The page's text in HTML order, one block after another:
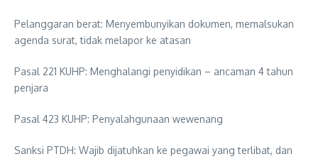
Pelanggaran berat: Menyembunyikan dokumen, memalsukan
agenda surat, tidak melapor ke atasan
Pasal 221 KUHP: Menghalangi penyidikan – ancaman 4 tahun
penjara
Pasal 423 KUHP: Penyalahgunaan wewenang
Sanksi PTDH: Wajib dijatuhkan ke pegawai yang terlibat, dan